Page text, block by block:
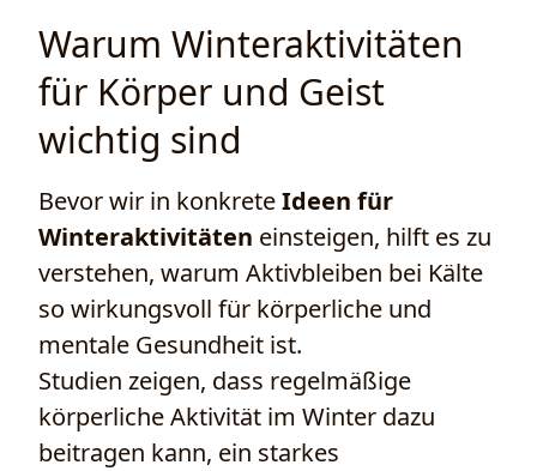
Warum Winteraktivitäten
für Körper und Geist
wichtig sind
Bevor wir in konkreteIdeen für
Winteraktivitäten einsteigen, hilft es zu
verstehen, warum Aktivbleiben bei Kälte
so wirkungsvoll für körperliche und
mentale Gesundheit ist.
Studien zeigen, dass regelmäßige
körperliche Aktivität im Winter dazu
beitragen kann, ein starkes